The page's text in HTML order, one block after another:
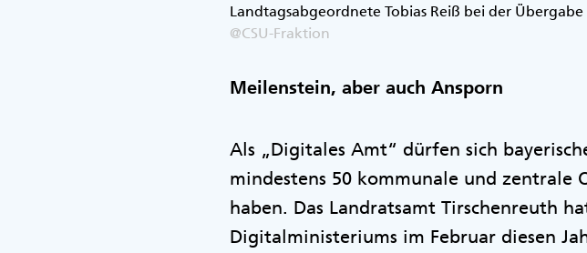
Landtagsabgeordnete Tobias Reiß bei der
@CSU-Fraktion
Meilenstein, aber auch Ansporn
Als „Digitales Amt“ dürfen sich
mindestens 50 kommunale und
haben. Das Landratsamt Tirschenreuth
Digitalministeriums im Februar diesen